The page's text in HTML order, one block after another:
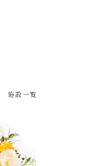
施設一覧